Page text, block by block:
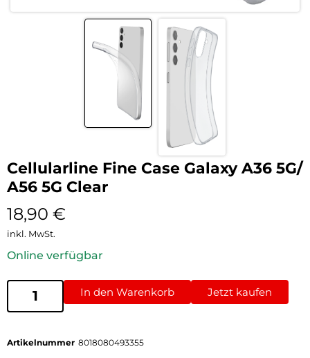
Cellularline Fine Case Galaxy A36 5G/
A56 5G Clear
18,90 €
inkl. MwSt.
Online verfügbar
In den Warenkorb Jetzt kaufen
Artikelnummer 8018080493355